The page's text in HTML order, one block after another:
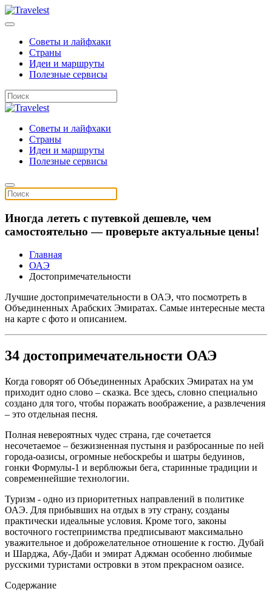
Советы и лайфхаки
Страны
Идеи и маршруты
Полезные сервисы
Советы и лайфхаки
Страны
Идеи и маршруты
Полезные сервисы
Иногда лететь с путевкой дешевле, чем
самостоятельно — проверьте актуальные цены!
Главная
ОАЭ
Достопримечательности
Лучшие достопримечательности в ОАЭ, что посмотреть в
Объединенных Арабских Эмиратах. Самые интересные места
на карте с фото и описанием.
34 достопримечательности ОАЭ
Когда говорят об Объединенных Арабских Эмиратах на ум
приходит одно слово – сказка. Все здесь, словно специально
создано для того, чтобы поражать воображение, а развлечения
– это отдельная песня.
Полная невероятных чудес страна, где сочетается
несочетаемое – безжизненная пустыня и разбросанные по ней
города-оазисы, огромные небоскребы и шатры бедуинов,
гонки Формулы-1 и верблюжьи бега, старинные традиции и
современнейшие технологии.
Туризм - одно из приоритетных направлений в политике
ОАЭ. Для прибывших на отдых в эту страну, созданы
практически идеальные условия. Кроме того, законы
восточного гостеприимства предписывают максимально
уважительное и доброжелательное отношение к гостю. Дубай
и Шарджа, Абу-Даби и эмират Аджман особенно любимые
русскими туристами островки в этом прекрасном оазисе.
Содержание